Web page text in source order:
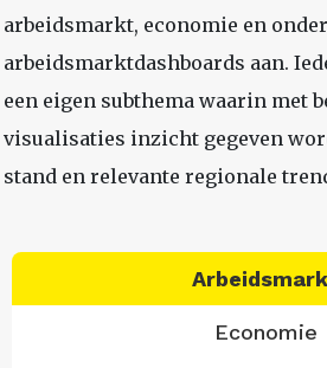
arbeidsmarkt, economie en
arbeidsmarktdashboards aan.
een eigen subthema waarin met
visualisaties inzicht gegeven
stand en relevante regionale
Economie